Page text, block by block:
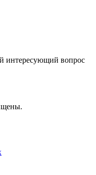
интересующий вопрос